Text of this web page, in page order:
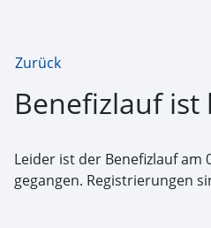
Zurück
Benefizlauf ist
Leider ist der Benefizlauf am
gegangen. Registrierungen